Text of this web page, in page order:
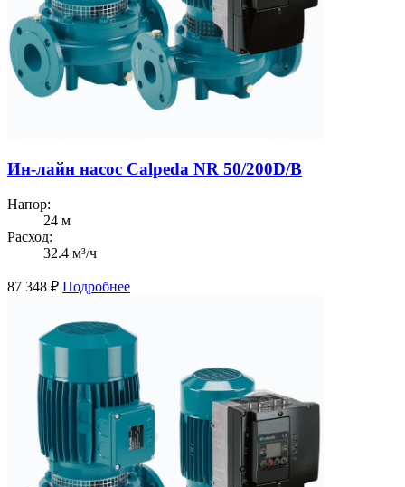
Ин-лайн насос Calpeda NR 50/200D/B
Напор:
24 м
Расход:
32.4 м³/ч
87 348 ₽ Подробнее